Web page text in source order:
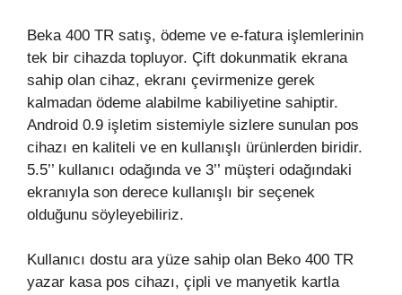
Beka 400 TR satış, ödeme ve e-fatura işlemlerinin
tek bir cihazda topluyor. Çift dokunmatik ekrana
sahip olan cihaz, ekranı çevirmenize gerek
kalmadan ödeme alabilme kabiliyetine sahiptir.
Android 0.9 işletim sistemiyle sizlere sunulan pos
cihazı en kaliteli ve en kullanışlı ürünlerden biridir.
5.5’’ kullanıcı odağında ve 3’’ müşteri odağındaki
ekranıyla son derece kullanışlı bir seçenek
olduğunu söyleyebiliriz.
Kullanıcı dostu ara yüze sahip olan Beko 400 TR
yazar kasa pos cihazı, çipli ve manyetik kartla